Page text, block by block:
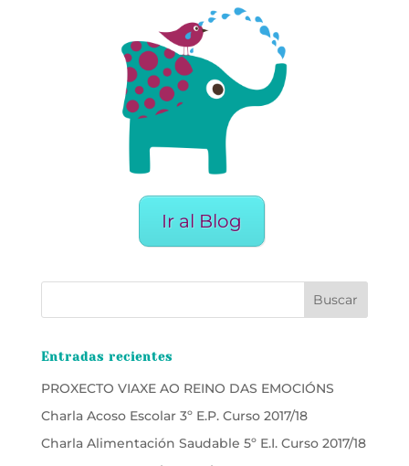
Ir al Blog
Entradas recientes
PROXECTO VIAXE AO REINO DAS EMOCIÓNS
Charla Acoso Escolar 3º E.P. Curso 2017/18
Charla Alimentación Saudable 5º E.I. Curso 2017/18